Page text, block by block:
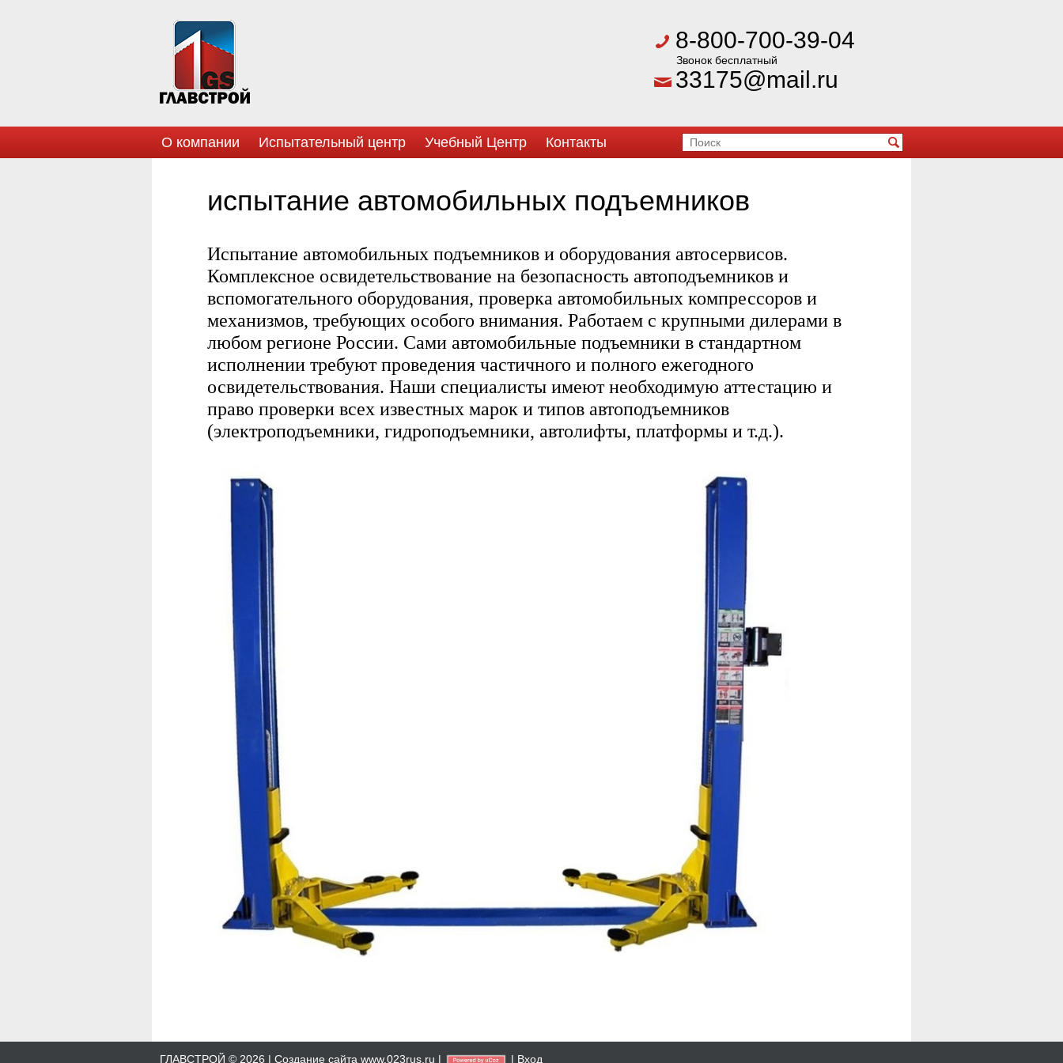
8-800-700-39-04
Звонок бесплатный
33175@mail.ru
О компании Испытательный центр Учебный Центр Контакты
испытание автомобильных подъемников
Испытание автомобильных подъемников и оборудования автосервисов.
Комплексное освидетельствование на безопасность автоподъемников и
вспомогательного оборудования, проверка автомобильных компрессоров и
механизмов, требующих особого внимания. Работаем с крупными дилерами в
любом регионе России. Сами автомобильные подъемники в стандартном
исполнении требуют проведения частичного и полного ежегодного
освидетельствования. Наши специалисты имеют необходимую аттестацию и
право проверки всех известных марок и типов автоподъемников
(электроподъемники, гидроподъемники, автолифты, платформы и т.д.).
ГЛАВСТРОЙ © 2026 | Создание сайта www.023rus.ru | | Вход